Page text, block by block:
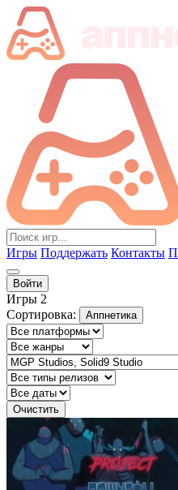
Игры Поддержать Контакты
Войти
Игры 2
Сортировка:
Аппнетика
Очистить